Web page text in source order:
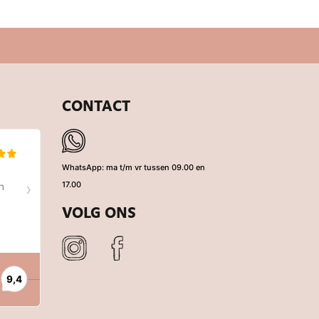
CONTACT
WhatsApp: ma t/m vr tussen 09.00 en
17.00
VOLG ONS